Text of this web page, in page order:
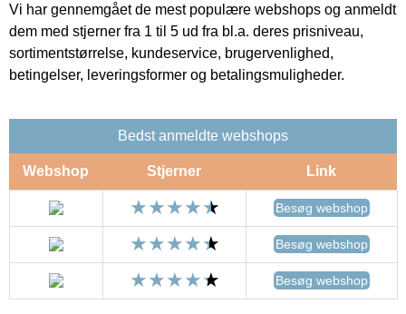
Vi har gennemgået de mest populære webshops og anmeldt
dem med stjerner fra 1 til 5 ud fra bl.a. deres prisniveau,
sortimentstørrelse, kundeservice, brugervenlighed,
betingelser, leveringsformer og betalingsmuligheder.
Bedst anmeldte webshops
Webshop Stjerner Link
Besøg webshop
Besøg webshop
Besøg webshop